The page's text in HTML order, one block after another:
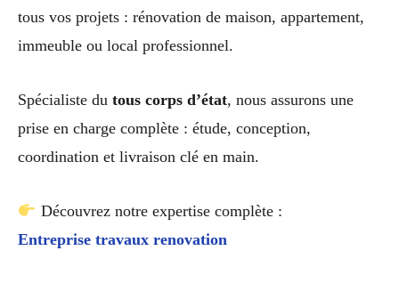
tous vos projets : rénovation de maison, appartement,
immeuble ou local professionnel.
Spécialiste du tous corps d’état, nous assurons une
prise en charge complète : étude, conception,
coordination et livraison clé en main.
Découvrez notre expertise complète :
Entreprise travaux renovation